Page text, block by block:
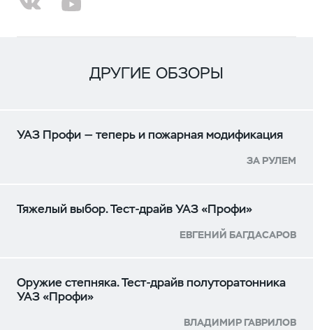
ДРУГИЕ ОБЗОРЫ
УАЗ Профи — теперь и пожарная модификация
ЗА РУЛЕМ
Тяжелый выбор. Тест-драйв УАЗ «Профи»
ЕВГЕНИЙ БАГДАСАРОВ
Оружие степняка. Тест-драйв полуторатонника
УАЗ «Профи»
ВЛАДИМИР ГАВРИЛОВ